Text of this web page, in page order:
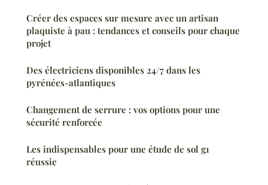
Créer des espaces sur mesure avec un artisan
plaquiste à pau : tendances et conseils pour chaque
projet
Des électriciens disponibles 24/7 dans les
pyrénées-atlantiques
Changement de serrure : vos options pour une
sécurité renforcée
Les indispensables pour une étude de sol g1
réussie